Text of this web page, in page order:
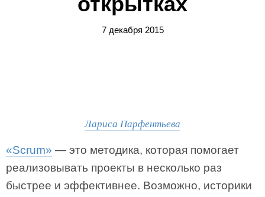
7 декабря 2015
Лариса Парфентьева
«Scrum» — это методика, которая помогает
реализовывать проекты в несколько раз
быстрее и эффективнее. Возможно, историки